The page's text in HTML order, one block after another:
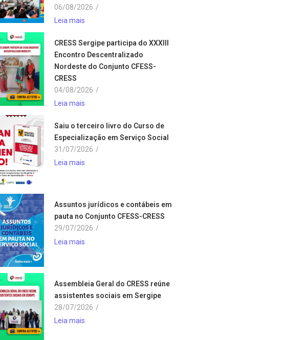
06/08/2026 /
Leia mais
CRESS Sergipe participa do XXXIII
Encontro Descentralizado
Nordeste do Conjunto CFESS-
CRESS
04/08/2026 /
Leia mais
Saiu o terceiro livro do Curso de
Especialização em Serviço Social
31/07/2026 /
Leia mais
Assuntos jurídicos e contábeis em
pauta no Conjunto CFESS-CRESS
29/07/2026 /
Leia mais
Assembleia Geral do CRESS reúne
assistentes sociais em Sergipe
28/07/2026 /
Leia mais